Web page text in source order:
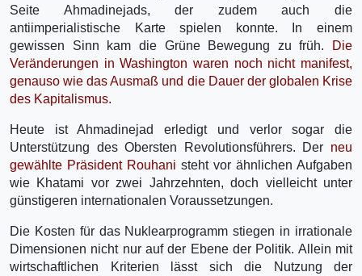
Seite Ahmadinejads, der zudem auch die
antiimperialistische Karte spielen konnte. In einem
gewissen Sinn kam die Grüne Bewegung zu früh.
Die
Veränderungen in Washington waren noch nicht manifest,
genauso wie das Ausmaß und die Dauer der globalen Krise
des Kapitalismus.
Heute ist Ahmadinejad erledigt und verlor sogar die
Unterstützung des Obersten Revolutionsführers. Der neu
gewählte Präsident Rouhani steht vor ähnlichen Aufgaben
wie Khatami vor zwei Jahrzehnten, doch vielleicht unter
günstigeren internationalen Voraussetzungen.
Die Kosten für das Nuklearprogramm stiegen in irrationale
Dimensionen nicht nur auf der Ebene der Politik. Allein mit
wirtschaftlichen Kriterien lässt sich die Nutzung der